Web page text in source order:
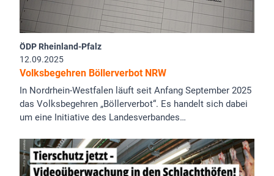
ÖDP Rheinland-Pfalz
12.09.2025
Volksbegehren Böllerverbot NRW
In Nordrhein-Westfalen läuft seit Anfang September 2025
das Volksbegehren „Böllerverbot“. Es handelt sich dabei
um eine Initiative des Landesverbandes…